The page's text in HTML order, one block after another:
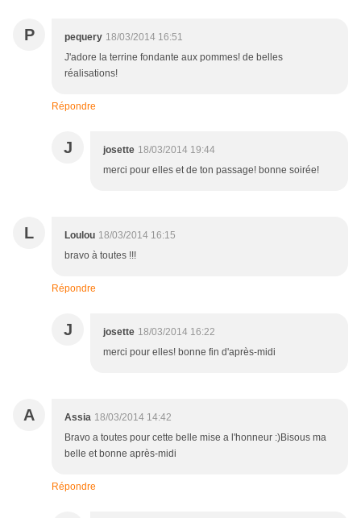
P pequery 18/03/2014 16:51
J'adore la terrine fondante aux pommes! de belles
réalisations!
Répondre
J josette 18/03/2014 19:44
merci pour elles et de ton passage! bonne soirée!
L Loulou 18/03/2014 16:15
bravo à toutes !!!
Répondre
J josette 18/03/2014 16:22
merci pour elles! bonne fin d'après-midi
A Assia 18/03/2014 14:42
Bravo a toutes pour cette belle mise a l'honneur :)Bisous ma
belle et bonne après-midi
Répondre